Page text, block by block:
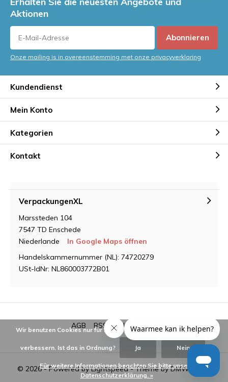
Aktionen
Abonnieren
Onze mailing is in overeenstemming met onze privacyverklaring
Kundendienst
Mein Konto
Kategorien
Kontakt
VerpackungenXL
Marssteden 104
7547 TD Enschede
Niederlande
In Google Maps öffnen
Handelskammernummer (NL): 74720279
USt-IdNr: NL860003772B01
© 2026 - Powered byLightspeed- Theme byDMWS.nl
AGB RSS feed Sitemap
Wir benutzen Cookies nur für interne Zwecke um den Webshop zu
verbessern. Ist das in Ordnung? Ja Nein
Für weitere Informationen beachten Sie bitte unsere
Datenschutzerklärung. »